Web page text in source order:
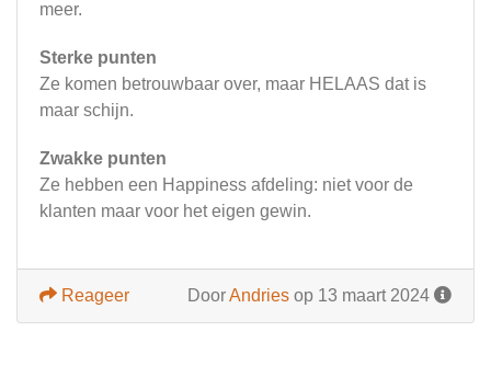
meer.
Sterke punten
Ze komen betrouwbaar over, maar HELAAS dat is
maar schijn.
Zwakke punten
Ze hebben een Happiness afdeling: niet voor de
klanten maar voor het eigen gewin.
DoorAndries op 13 maart 2024
Reageer